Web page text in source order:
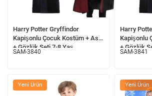
Harry Potter Gryffindor
Kapişonlu Çocuk Kostüm + Asa
+ Gözlük Seti 7-8 Yaş
SAM-3840
Harry
Kapişonlu
+ Gözlük
SAM-3841
Yeni Ürün Yeni Ürün